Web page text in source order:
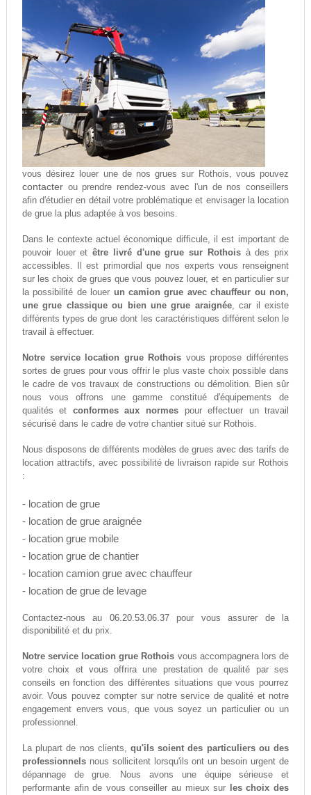
vous désirez louer une de nos grues sur Rothois, vous pouvez
contacterou prendre rendez-vous avec l'un de nos conseillers
afin d'étudier en détail votre problématique et envisager la location
de grue la plus adaptée à vos besoins.
Dans le contexte actuel économique difficule, il est important de
pouvoir louer etêtre livré d'une grue sur Rothoisà des prix
accessibles. Il est primordial que nos experts vous renseignent
sur les choix de grues que vous pouvez louer, et en particulier sur
la possibilité de louer un camion grue avec chauffeur ou non,
une grue classique ou bien une grue araignée, car il existe
différents types de grue dont les caractéristiques différent selon le
travail à effectuer.
Notre service location grue Rothois vous propose différentes
sortes de grues pour vous offrir le plus vaste choix possible dans
le cadre de vos travaux de constructions ou démolition. Bien sûr
nous vous offrons une gamme constitué d'équipements de
qualités et conformes aux normes pour effectuer un travail
sécurisé dans le cadre de votre chantier situé sur Rothois.
Nous disposons de différents modèles de grues avec des tarifs de
location attractifs, avec possibilité de livraison rapide sur Rothois
:
- location de grue
- location de grue araignée
- location grue mobile
- location grue de chantier
- location camion grue avec chauffeur
- location de grue de levage
Contactez-nous au 06.20.53.06.37pour vous assurer de la
disponibilité et du prix.
Notre service location grue Rothois vous accompagnera lors de
votre choix et vous offrira une prestation de qualité par ses
conseils en fonction des différentes situations que vous pourrez
avoir. Vous pouvez compter sur notre service de qualité et notre
engagement envers vous, que vous soyez un particulier ou un
professionnel.
La plupart de nos clients, qu'ils soient des particuliers ou des
professionnelsnous sollicitent lorsqu'ils ont un besoin urgent de
dépannage de grue. Nous avons une équipe sérieuse et
performante afin de vous conseiller au mieux sur
les choix des